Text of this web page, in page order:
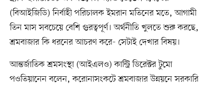
(বিআইজিডি) নির্বাহী পরিচালক ইমরান মতিনের মতে, আগামী
তিন মাস সবচেয়ে বেশি গুরত্বপূর্ণ। অর্থনীতি খুলতে শুরু করছে,
শ্রমবাজার কি ধরনের আচরণ করে- সেটাই দেখার বিষয়।
আন্তর্জাতিক শ্রমসংস্থা (আইএলও) কান্ট্রি ডিরেক্টর টুমো
পওতিয়ানেন বলেন, করোনাসংকটে শ্রমবাজার উন্নয়নে সরকারি